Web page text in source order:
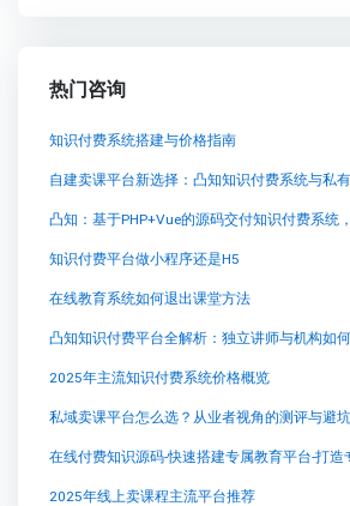
热门咨询
知识付费系统搭建与价格指南
自建卖课平台新选择：凸知知识付费系统与私
知识付费平台做小程序还是H5
在线教育系统如何退出课堂方法
2025年主流知识付费系统价格概览
私域卖课平台怎么选？从业者视角的测评与避
2025年线上卖课程主流平台推荐